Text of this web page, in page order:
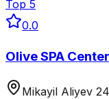
Top 5
0.0
Olive SPA
Mikayil Aliyev